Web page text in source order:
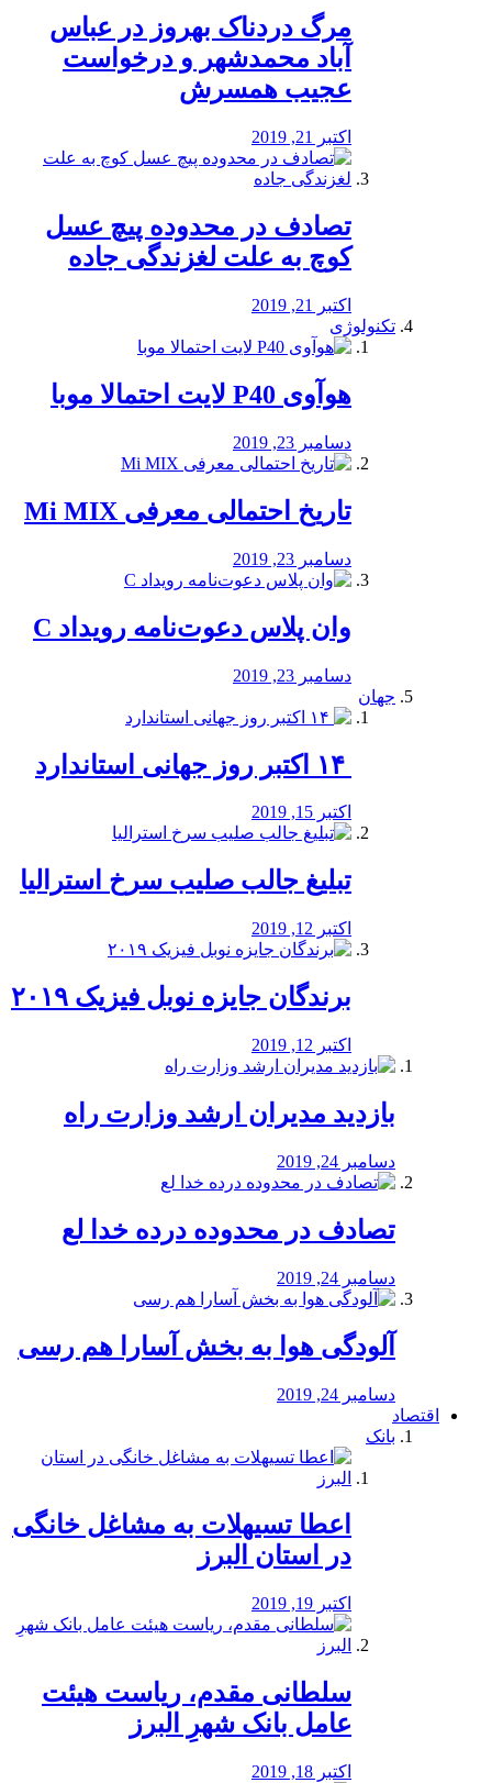
مرگ دردناک بهروز در عباس
آباد محمدشهر و درخواست
عجیب همسرش
اکتبر 21, 2019
تصادف در محدوده پیچ عسل
کوچ به علت لغزندگی جاده
اکتبر 21, 2019
تکنولوژی
هوآوی P40 لایت احتمالا موبا
دسامبر 23, 2019
تاریخ احتمالی معرفی Mi MIX
دسامبر 23, 2019
وان پلاس دعوت‌نامه رویداد C
دسامبر 23, 2019
جهان
اکتبر 15, 2019
تبلیغ جالب صلیب سرخ استرالیا
اکتبر 12, 2019
برندگان جایزه نوبل فیزیک ۲۰۱۹
اکتبر 12, 2019
بازدید مدیران ارشد وزارت راه
دسامبر 24, 2019
تصادف در محدوده درده خدا لع
دسامبر 24, 2019
آلودگی هوا به بخش آسارا هم رسی
دسامبر 24, 2019
اقتصاد
بانک
️اعطا تسیهلات به مشاغل خانگی
در استان البرز
اکتبر 19, 2019
سلطانی مقدم، ریاست هیئت
عامل بانک شهرِ البرز
اکتبر 18, 2019